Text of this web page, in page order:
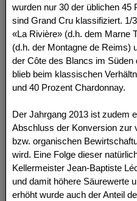
wurden nur 30 der üblichen 45
sind Grand Cru klassifiziert. 1/
«La Rivière» (d.h. dem Marne
(d.h. der Montagne de Reims)
der Côte des Blancs im
blieb beim klassischen
und 40 Prozent Chardonnay.
Der Jahrgang 2013 ist zudem
Abschluss der Konversion zur
bzw. organischen
wird. Eine Folge dieser
Kellermeister Jean-Baptiste
und damit höhere Säurewerte
erhöht wurde auch der Anteil